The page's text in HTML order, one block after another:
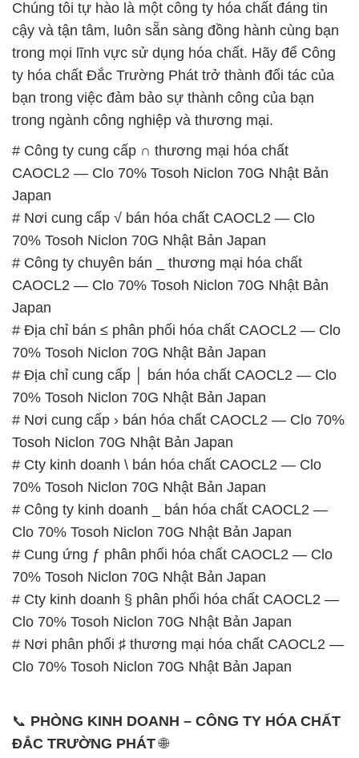
Chúng tôi tự hào là một công ty hóa chất đáng tin
cậy và tận tâm, luôn sẵn sàng đồng hành cùng bạn
trong mọi lĩnh vực sử dụng hóa chất. Hãy để Công
ty hóa chất Đắc Trường Phát trở thành đối tác của
bạn trong việc đảm bảo sự thành công của bạn
trong ngành công nghiệp và thương mại.
# Công ty cung cấp ∩ thương mại hóa chất
CAOCL2 — Clo 70% Tosoh Niclon 70G Nhật Bản
Japan
# Nơi cung cấp √ bán hóa chất CAOCL2 — Clo
70% Tosoh Niclon 70G Nhật Bản Japan
# Công ty chuyên bán _ thương mại hóa chất
CAOCL2 — Clo 70% Tosoh Niclon 70G Nhật Bản
Japan
# Địa chỉ bán ≤ phân phối hóa chất CAOCL2 — Clo
70% Tosoh Niclon 70G Nhật Bản Japan
# Địa chỉ cung cấp │ bán hóa chất CAOCL2 — Clo
70% Tosoh Niclon 70G Nhật Bản Japan
# Nơi cung cấp › bán hóa chất CAOCL2 — Clo 70%
Tosoh Niclon 70G Nhật Bản Japan
# Cty kinh doanh \ bán hóa chất CAOCL2 — Clo
70% Tosoh Niclon 70G Nhật Bản Japan
# Công ty kinh doanh _ bán hóa chất CAOCL2 —
Clo 70% Tosoh Niclon 70G Nhật Bản Japan
# Cung ứng ƒ phân phối hóa chất CAOCL2 — Clo
70% Tosoh Niclon 70G Nhật Bản Japan
# Cty kinh doanh § phân phối hóa chất CAOCL2 —
Clo 70% Tosoh Niclon 70G Nhật Bản Japan
# Nơi phân phối ♯ thương mại hóa chất CAOCL2 —
Clo 70% Tosoh Niclon 70G Nhật Bản Japan
📞 PHÒNG KINH DOANH – CÔNG TY HÓA CHẤT
ĐẮC TRƯỜNG PHÁT🌐